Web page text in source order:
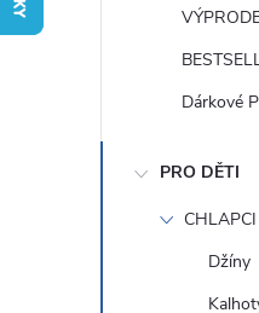
Dárkové
PRO DĚTI
CHLAPCI
Džíny